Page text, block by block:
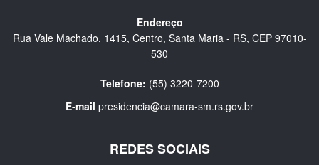
Endereço
Rua Vale Machado, 1415, Centro, Santa Maria - RS, CEP 97010-
530
Telefone: (55) 3220-7200
E-mail presidencia@camara-sm.rs.gov.br
REDES SOCIAIS